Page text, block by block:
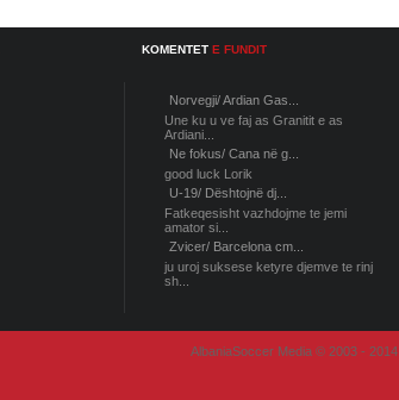
KOMENTET E FUNDIT
Norvegji/ Ardian Gas...
Une ku u ve faj as Granitit e as
Ardiani...
Ne fokus/ Cana në g...
good luck Lorik
U-19/ Dështojnë dj...
Fatkeqesisht vazhdojme te jemi
amator si...
Zvicer/ Barcelona cm...
ju uroj suksese ketyre djemve te rinj
sh...
AlbaniaSoccer Media © 2003 - 2014